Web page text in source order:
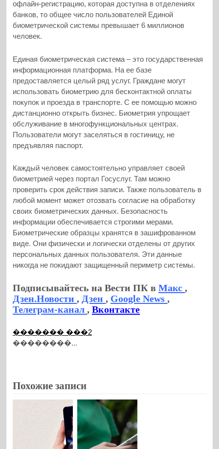
офлайн-регистрацию, которая доступна в отделениях
банков, то общее число пользователей Единой
биометрической системы превышает 6 миллионов
человек.
Единая биометрическая система – это государственная
информационная платформа. На ее базе
предоставляется целый ряд услуг. Граждане могут
использовать биометрию для бесконтактной оплаты
покупок и проезда в транспорте. С ее помощью можно
дистанционно открыть бизнес. Биометрия упрощает
обслуживание в многофункциональных центрах.
Пользователи могут заселяться в гостиницу, не
предъявляя паспорт.
Каждый человек самостоятельно управляет своей
биометрией через портал Госуслуг. Там можно
проверить срок действия записи. Также пользователь в
любой момент может отозвать согласие на обработку
своих биометрических данных. Безопасность
информации обеспечивается строгими мерами.
Биометрические образцы хранятся в зашифрованном
виде. Они физически и логически отделены от других
персональных данных пользователя. Эти данные
никогда не покидают защищенный периметр системы.
Подписывайтесь на Вести ПК вМакс,
Дзен.Новости, Дзен, Google News,
Телеграм-канал,Вконтакте
������� ���2
��������...
Похожие записи